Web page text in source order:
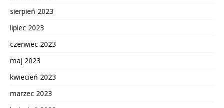
sierpień 2023
lipiec 2023
czerwiec 2023
maj 2023
kwiecień 2023
marzec 2023